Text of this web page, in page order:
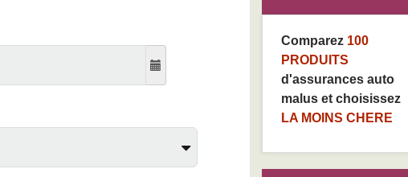
Comparez 100
PRODUITS
d'assurances auto
malus et choisissez
LA MOINS CHERE